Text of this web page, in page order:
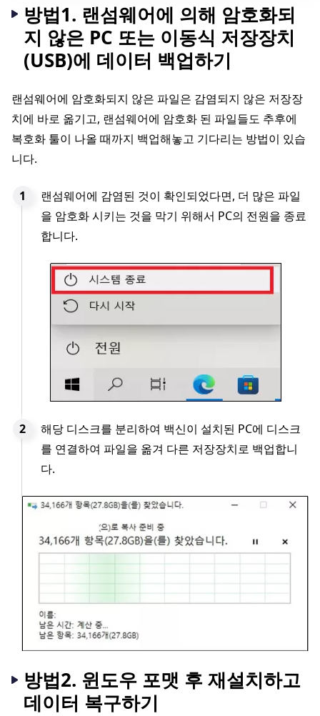
방법1. 랜섬웨어에 의해 암호화되
지 않은 PC 또는 이동식 저장장치
(USB)에 데이터 백업하기
랜섬웨어에 암호화되지 않은 파일은 감염되지 않은 저장장
치에 바로 옮기고, 랜섬웨어에 암호화 된 파일들도 추후에
복호화 툴이 나올 때까지 백업해놓고 기다리는 방법이 있습
니다.
랜섬웨어에 감염된 것이 확인되었다면, 더 많은 파일
을 암호화 시키는 것을 막기 위해서 PC의 전원을 종료
합니다.
해당 디스크를 분리하여 백신이 설치된 PC에 디스크
를 연결하여 파일을 옮겨 다른 저장장치로 백업합니
다.
방법2. 윈도우 포맷 후 재설치하고
데이터 복구하기